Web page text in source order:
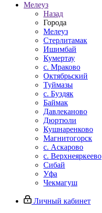
Мелеуз
Назад
Города
Мелеуз
Стерлитамак
Ишимбай
Кумертау
c. Мраково
Октябрьский
Туймазы
c. Буздяк
Баймак
Давлеканово
Дюртюли
Кушнаренково
Магнитогорск
с. Аскарово
с. Верхнеяркеево
Сибай
Уфа
Чекмагуш
Личный кабинет